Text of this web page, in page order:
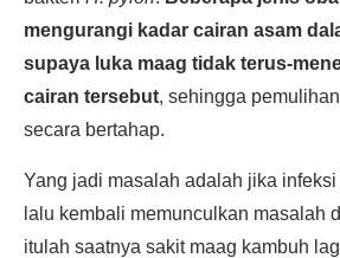
mengurangi kadar cairan asam
supaya luka maag tidak terus-
cairan tersebut, sehingga
secara bertahap.
Yang jadi masalah adalah jika
lalu kembali memunculkan masalah
itulah saatnya sakit maag kambuh